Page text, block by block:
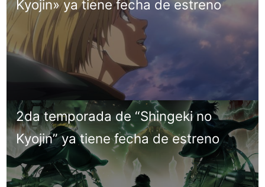
Kyojin» ya tiene fecha de estreno
2da temporada de “Shingeki no
Kyojin” ya tiene fecha de estreno